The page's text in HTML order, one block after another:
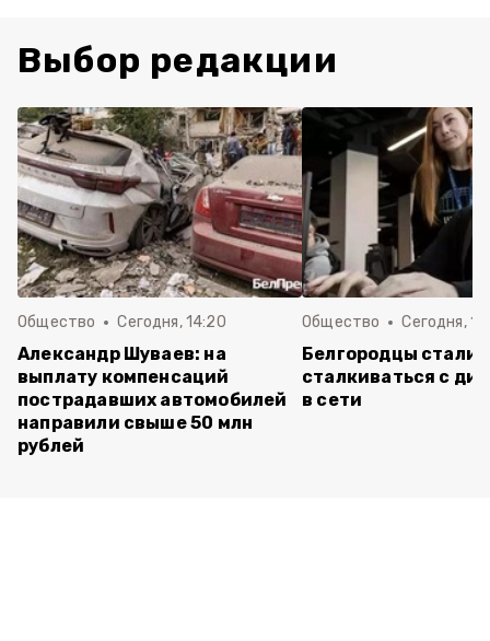
Выбор редакции
Общество Сегодня, 14:20
Александр Шуваев: на
выплату компенсаций
пострадавших автомобилей
направили свыше 50 млн
рублей
Общество Сегодня,
Белгородцы стали
сталкиваться с
в сети